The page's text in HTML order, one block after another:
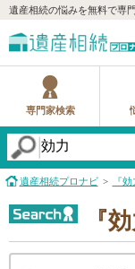
遺産相続の悩みを無料で専
専門家検索
遺産相続プロナビ 『
『